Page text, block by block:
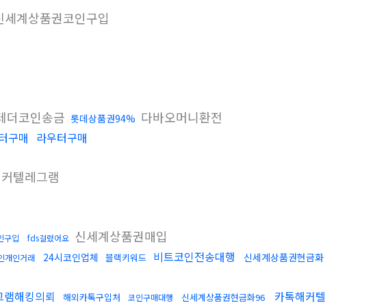
세계상품권코인구입
더코인송금 롯데상품권94% 다바오머니환전
구매 라우터구매
텔레그램
구입 fds걸렸어요 신세계상품권매입
개인거래 24시코인업체 블랙키워드 비트코인전송대행
신세계상품권현금화
램해킹의뢰 해외카톡구입처 코인구매대행 신세계상품권현금화96
카톡해커텔